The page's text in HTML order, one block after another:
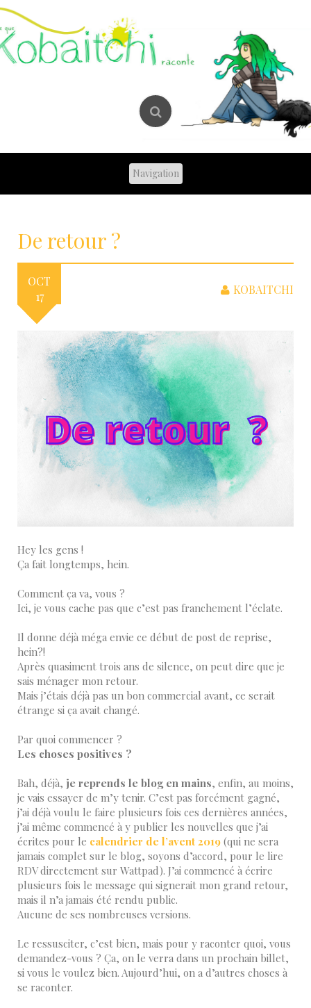
Skip
content
De retour ?
OCT
17
KOBAITCHI
Hey les gens !
Ça fait longtemps, hein.
Comment ça va, vous ?
Ici, je vous cache pas que c’est pas franchement l’éclate.
Il donne déjà méga envie ce début de post de reprise,
hein?!
Après quasiment trois ans de silence, on peut dire que je
sais ménager mon retour.
Mais j’étais déjà pas un bon commercial avant, ce serait
étrange si ça avait changé.
Par quoi commencer ?
Les choses positives ?
Bah, déjà, je reprends le blog en mains, enfin, au moins,
je vais essayer de m’y tenir. C’est pas forcément gagné,
j’ai déjà voulu le faire plusieurs fois ces dernières années,
j’ai même commencé à y publier les nouvelles que j’ai
écrites pour le calendrier de l’avent 2019 (qui ne sera
jamais complet sur le blog, soyons d’accord, pour le lire
RDV directement sur Wattpad). J’ai commencé à écrire
plusieurs fois le message qui signerait mon grand retour,
mais il n’a jamais été rendu public.
Aucune de ses nombreuses versions.
Le ressusciter, c’est bien, mais pour y raconter quoi, vous
demandez-vous ? Ça, on le verra dans un prochain billet,
si vous le voulez bien. Aujourd’hui, on a d’autres choses à
se raconter.